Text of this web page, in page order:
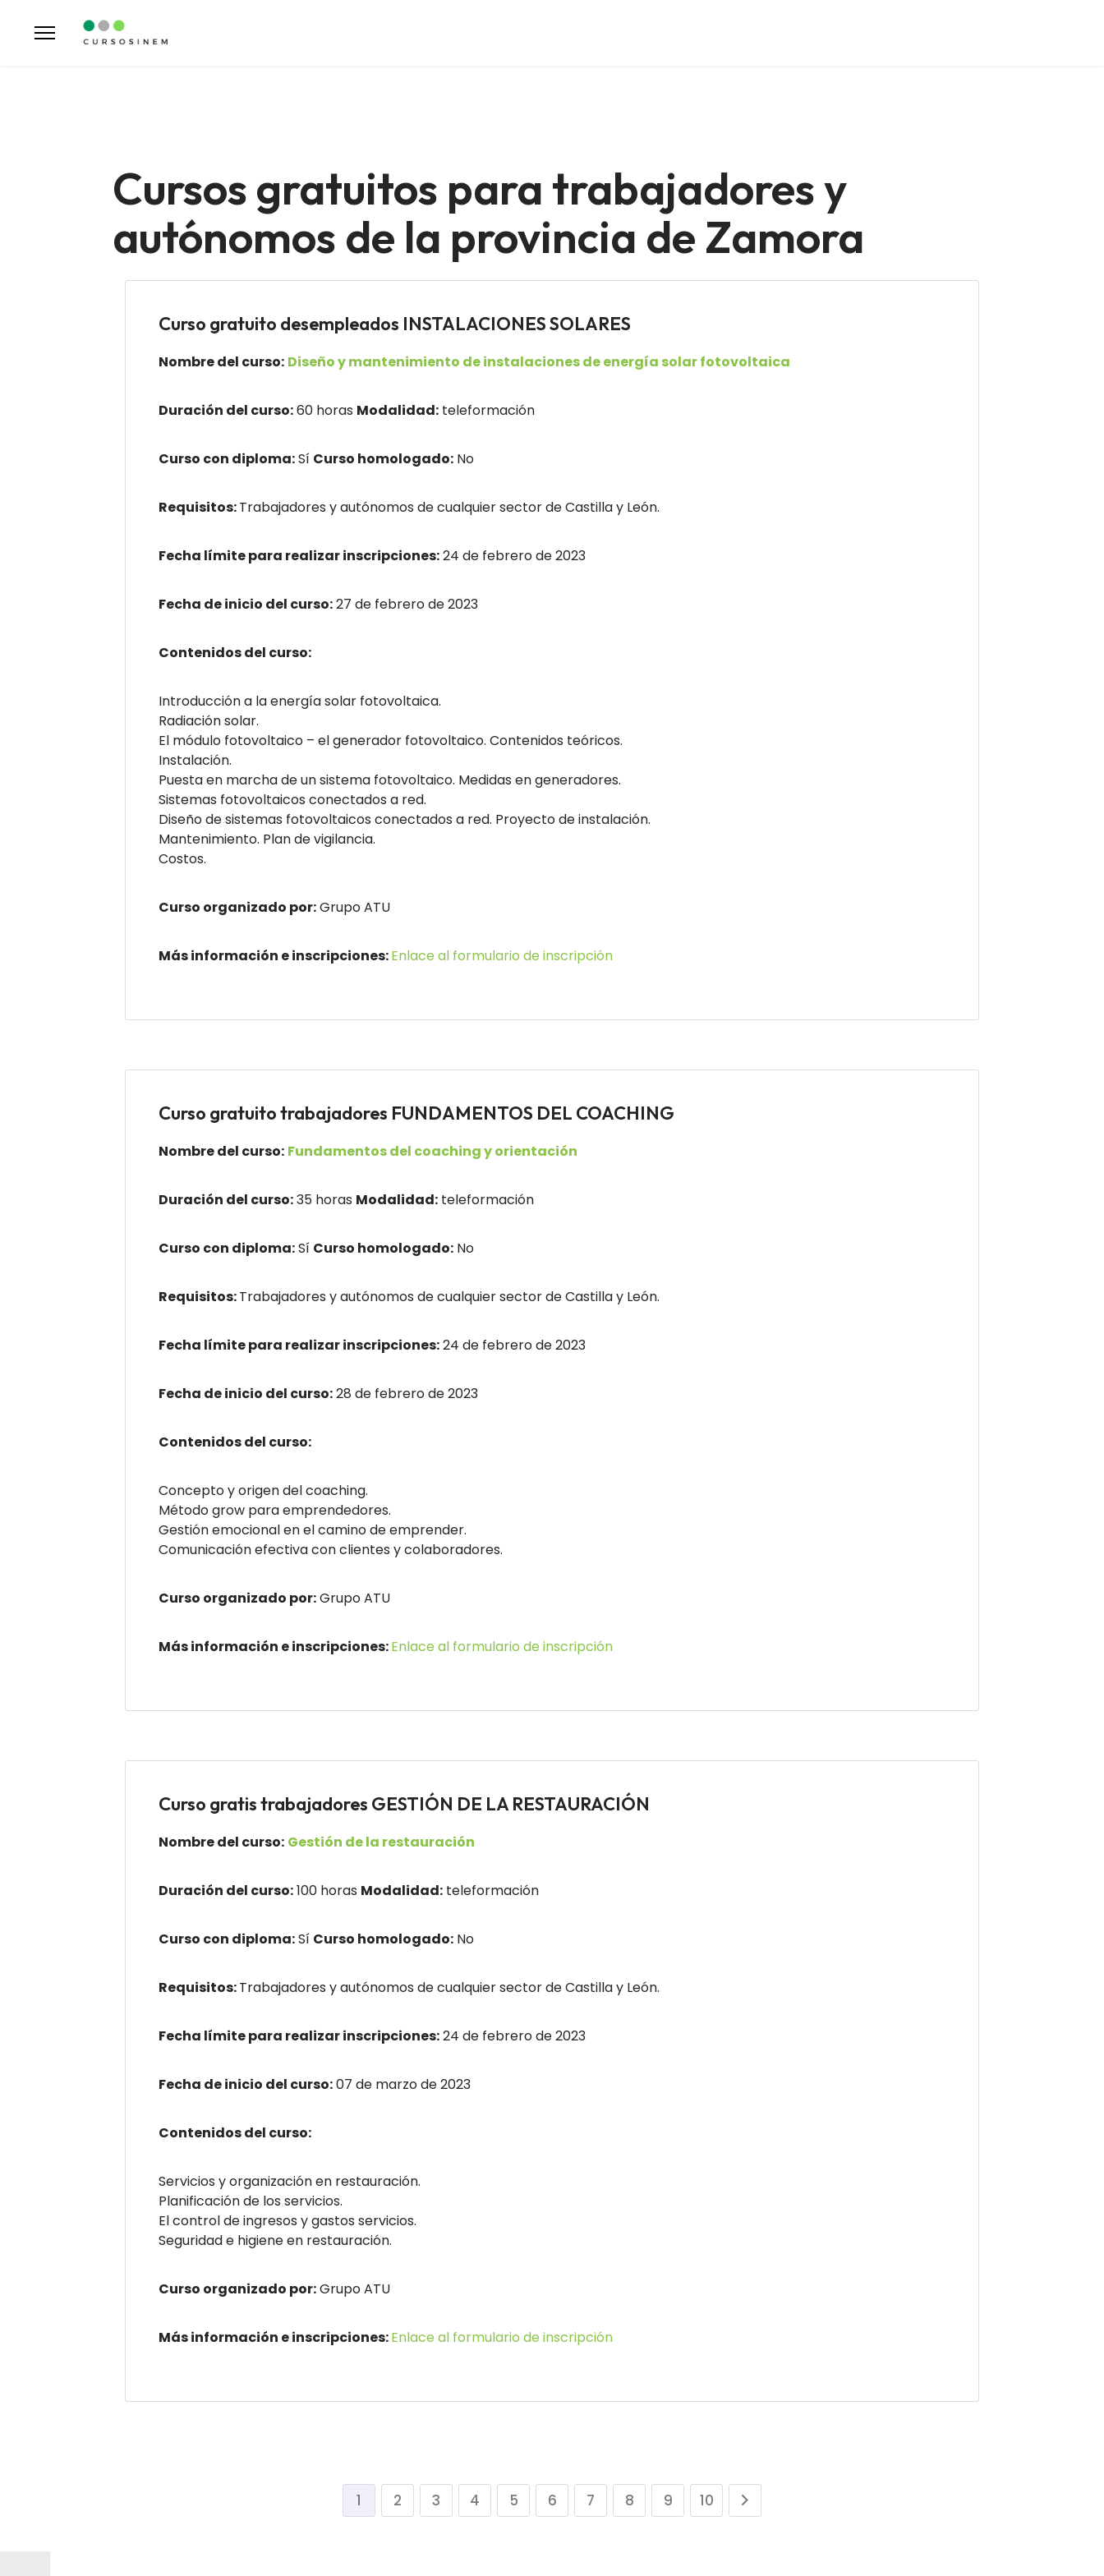
Cursos gratuitos para trabajadores y
autónomos de la provincia de Zamora
Curso gratuito desempleados INSTALACIONES SOLARES
Nombre del curso: Diseño y mantenimiento de instalaciones de energía solar fotovoltaica
Duración del curso:60 horas Modalidad: teleformación
Curso con diploma:Sí Curso homologado: No
Requisitos:Trabajadores y autónomos de cualquier sector de Castilla y León.
Fecha límite para realizar inscripciones:24 de febrero de 2023
Fecha de inicio del curso:27 de febrero de 2023
Contenidos del curso:
Introducción a la energía solar fotovoltaica.
Radiación solar.
El módulo fotovoltaico – el generador fotovoltaico. Contenidos teóricos.
Instalación.
Puesta en marcha de un sistema fotovoltaico. Medidas en generadores.
Sistemas fotovoltaicos conectados a red.
Diseño de sistemas fotovoltaicos conectados a red. Proyecto de instalación.
Mantenimiento. Plan de vigilancia.
Costos.
Curso organizado por:Grupo ATU
Más información e inscripciones:Enlace al formulario de inscripción
Curso gratuito trabajadores FUNDAMENTOS DEL COACHING
Nombre del curso: Fundamentos del coaching y orientación
Duración del curso:35 horas Modalidad: teleformación
Curso con diploma:Sí Curso homologado: No
Requisitos:Trabajadores y autónomos de cualquier sector de Castilla y León.
Fecha límite para realizar inscripciones:24 de febrero de 2023
Fecha de inicio del curso:28 de febrero de 2023
Contenidos del curso:
Concepto y origen del coaching.
Método grow para emprendedores.
Gestión emocional en el camino de emprender.
Comunicación efectiva con clientes y colaboradores.
Curso organizado por:Grupo ATU
Más información e inscripciones:Enlace al formulario de inscripción
Curso gratis trabajadores GESTIÓN DE LA RESTAURACIÓN
Nombre del curso: Gestión de la restauración
Duración del curso:100 horas Modalidad: teleformación
Curso con diploma:Sí Curso homologado: No
Requisitos:Trabajadores y autónomos de cualquier sector de Castilla y León.
Fecha límite para realizar inscripciones:24 de febrero de 2023
Fecha de inicio del curso:07 de marzo de 2023
Contenidos del curso:
Servicios y organización en restauración.
Planificación de los servicios.
El control de ingresos y gastos servicios.
Seguridad e higiene en restauración.
Curso organizado por:Grupo ATU
Más información e inscripciones:Enlace al formulario de inscripción
1 2 3 4 5 6 7 8 9 10